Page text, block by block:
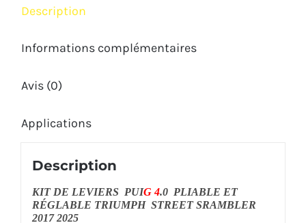
SCRAMBLER
2017
Description
Informations complémentaires
Avis (0)
Applications
Description
KIT DE LEVIERS PUIG 4.0 PLIABLE ET
RÉGLABLE TRIUMPH STREET SRAMBLER
2017 2025